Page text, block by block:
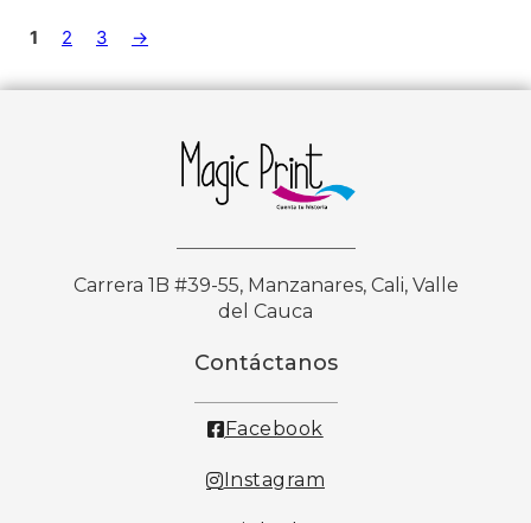
1 2 3 →
Carrera 1B #39-55, Manzanares, Cali, Valle
del Cauca
Contáctanos
Facebook
Instagram